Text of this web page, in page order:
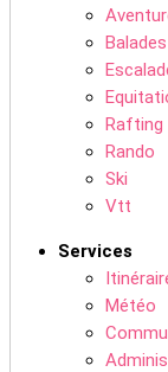
Balades
Rafting
Rando
Ski
Vtt
Services
Météo